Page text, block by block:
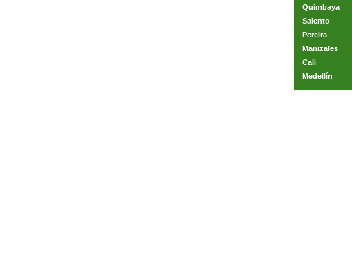
Quimbaya
Salento
Pereira
Manizales
Cali
Medellín